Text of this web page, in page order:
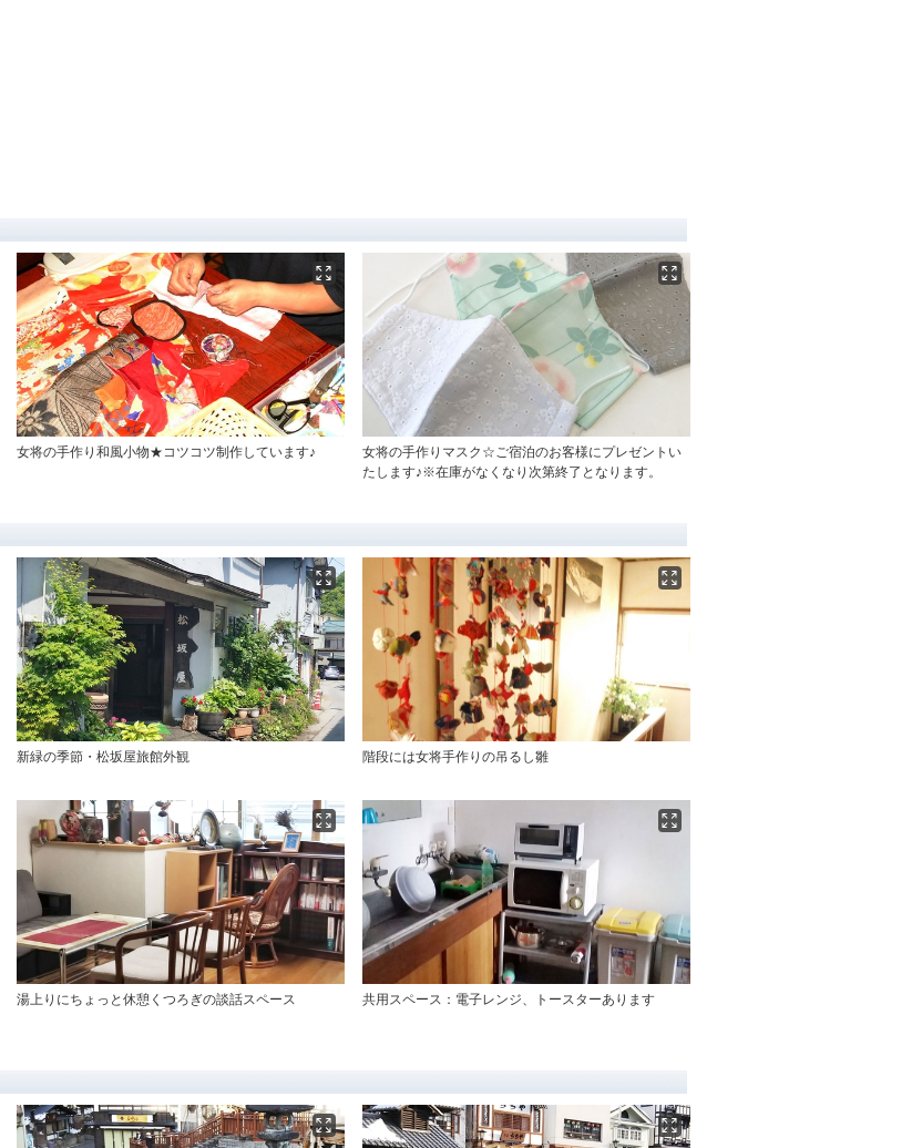
女将の手作り和風小物★コツコツ制作しています♪
女将の手作りマスク☆ご宿泊のお客様にプレゼントい
たします♪※在庫がなくなり次第終了となります。
新緑の季節・松坂屋旅館外観 階段には女将手作りの吊るし雛
湯上りにちょっと休憩くつろぎの談話スペース 共用スペース：電子レンジ、トースターあります